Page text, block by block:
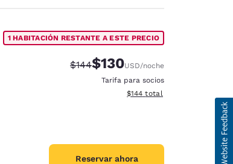
1 HABITACIÓN RESTANTE A ESTE PRECIO
Precio tachado:
$144Precio con descuento:
$130USD/noche
Tarifa para socios
Ver detalles del total
$144 total
Reservar ahora